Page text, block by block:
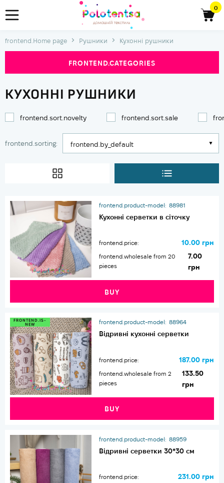
0
frontend.Home page Рушники Кухонні рушники
FRONTEND.CATEGORIES
КУХОННІ РУШНИКИ
frontend.sort.novelty frontend.sort.sale
frontend.sorting:
frontend.product-model: 88981
Кухонні серветки в сіточку
frontend.price: 10.00 грн
frontend.wholesale from 20
pieces
7.00
грн
BUY
FRONTEND.IS-
NEW
frontend.product-model: 88964
Відривні кухонні серветки
frontend.price: 187.00 грн
frontend.wholesale from 2
pieces
133.50
грн
BUY
frontend.product-model: 88959
Відривні серветки 30*30 см
frontend.price: 231.00 грн